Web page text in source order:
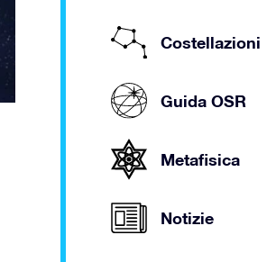
Costellazioni
Guida OSR
Metafisica
Notizie